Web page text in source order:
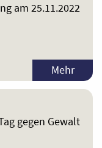
am 25.11.2022
Mehr
gegen Gewalt